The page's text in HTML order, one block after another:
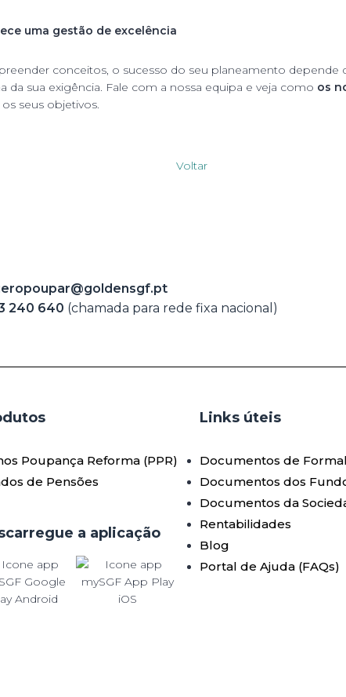
uma gestão de excelência
conceitos, o sucesso do seu planeamento depende
da sua exigência. Fale com a nossa equipa e veja como os
seus objetivos.
Voltar
240 640 (chamada para rede fixa nacional)
Poupança Reforma (PPR)
de Pensões
a aplicação
Links úteis​
Documentos de
Documentos dos
Documentos da
Rentabilidades
Blog
Portal de Ajuda (FAQs)